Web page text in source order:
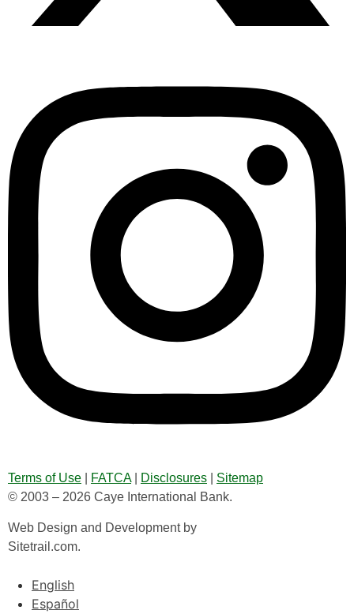
Terms of Use FATCA| Disclosures
Sitemap
© 2003 – 2026 Caye International Bank.
Web Design and Development by
Sitetrail.com.
English
Español